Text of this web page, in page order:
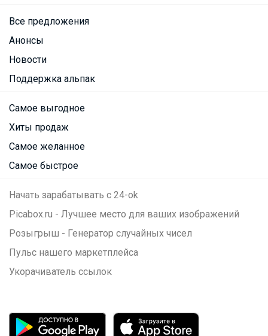
Все предложения
Анонсы
Новости
Поддержка альпак
Самое выгодное
Хиты продаж
Самое желанное
Самое быстрое
Начать зарабатывать с 24-ok
Picabox.ru - Лучшее место для ваших изображений
Розыгрыш - Генератор случайных чисел
Пульс нашего маркетплейса
Укорачиватель ссылок